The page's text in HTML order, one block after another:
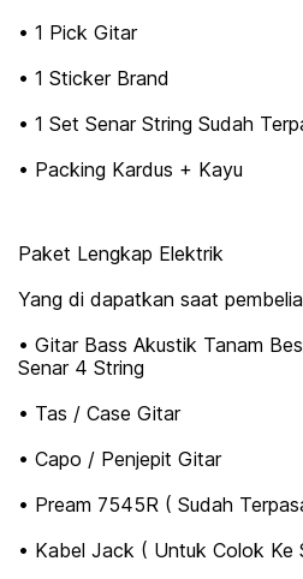
• 1 Pick Gitar
• 1 Sticker Brand
• 1 Set Senar String Sudah
• Packing Kardus + Kayu
Paket Lengkap Elektrik
Yang di dapatkan saat
• Gitar Bass Akustik Tanam
Senar 4 String
• Tas / Case Gitar
• Capo / Penjepit Gitar
• Pream 7545R ( Sudah
• Kabel Jack ( Untuk Colok Ke